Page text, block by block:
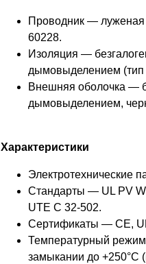
Проводник — луженая
60228.
Изоляция —
дымовыделением (тип
Внешняя оболочка —
дымовыделением,
Характеристики
Электротехнические
Стандарты — UL PV
UTE C 32-502.
Сертификаты — CE,
Температурный режим
замыкании до +250°C